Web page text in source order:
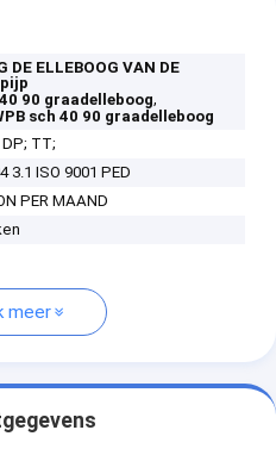
DE ELLEBOOG VAN DE
90 graadelleboog,
sch 40 90 graadelleboog
DP; TT;
3.1 ISO 9001 PED
PER MAAND
meer